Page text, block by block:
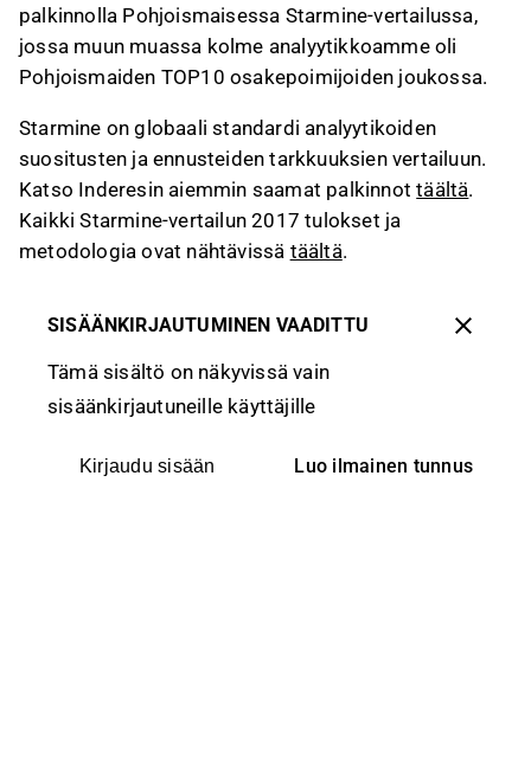
palkinnolla Pohjoismaisessa Starmine-vertailussa,
jossa muun muassa kolme analyytikkoamme oli
Pohjoismaiden TOP10 osakepoimijoiden joukossa.
Starmine on globaali standardi analyytikoiden
suositusten ja ennusteiden tarkkuuksien vertailuun.
Katso Inderesin aiemmin saamat palkinnottäältä.
Kaikki Starmine-vertailun 2017 tulokset ja
metodologia ovat nähtävissä täältä.
SISÄÄNKIRJAUTUMINEN VAADITTU
Tämä sisältö on näkyvissä vain
sisäänkirjautuneille käyttäjille
Kirjaudu sisään Luo ilmainen tunnus